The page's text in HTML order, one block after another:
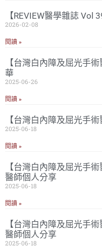
【REVIEW醫學雜誌 Vol
2026-02-08
閱讀 »
【台灣白內障及屈光手
華
2025-06-26
閱讀 »
【台灣白內障及屈光手
2025-06-18
閱讀 »
【台灣白內障及屈光手
醫師個人分享
2025-06-18
閱讀 »
【台灣白內障及屈光手
醫師個人分享
2025-06-18